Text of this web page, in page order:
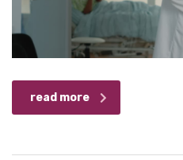
read more